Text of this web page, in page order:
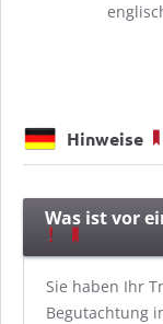
Hinweise
Was ist vor
Sie haben Ihr
Begutachtung